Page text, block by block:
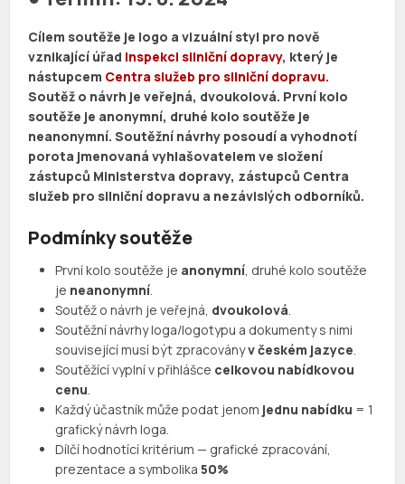
Cílem soutěže je logo a vizuální styl pro nově
vznikající úřad Inspekci silniční dopravy, který je
nástupcem Centra služeb pro silniční dopravu.
Soutěž o návrh je veřejná, dvoukolová. První kolo
soutěže je anonymní, druhé kolo soutěže je
neanonymní. Soutěžní návrhy posoudí a vyhodnotí
porota jmenovaná vyhlašovatelem ve složení
zástupců Ministerstva dopravy, zástupců Centra
služeb pro silniční dopravu a nezávislých odborníků.
Podmínky soutěže
První kolo soutěže je anonymní, druhé kolo soutěže
je neanonymní.
Soutěž o návrh je veřejná, dvoukolová.
Soutěžní návrhy loga/logotypu a dokumenty s nimi
související musí být zpracoványv českém jazyce.
Soutěžící vyplní v přihlášce celkovou nabídkovou
cenu.
Každý účastník může podat jenom jednu nabídku = 1
grafický návrh loga.
Dílčí hodnotící kritérium — grafické zpracování,
prezentace a symbolika50%